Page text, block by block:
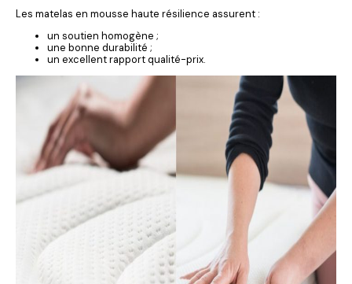
Les matelas en mousse haute résilience assurent :
un soutien homogène ;
une bonne durabilité ;
un excellent rapport qualité-prix.